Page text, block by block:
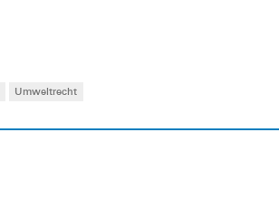
Umweltrecht